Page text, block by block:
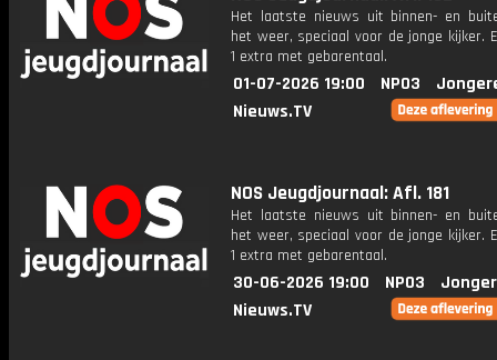
Het laatste nieuws uit binnen- en
het weer, speciaal voor de jonge kijker.
1 extra met gebarentaal.
01-07-2026 19:00 NPO3
Nieuws.TV
NOS Jeugdjournaal: Afl. 181
Het laatste nieuws uit binnen- en
het weer, speciaal voor de jonge kijker.
1 extra met gebarentaal.
30-06-2026 19:00 NPO3
Nieuws.TV